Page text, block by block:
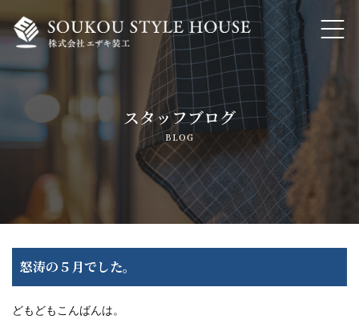
私たちの想いと大事にしていること
家づくりのこだわり・自然素材でつくる注文住宅
トランスフォーム・リノベーション
スタッフブログ
BLOG
怒涛の５月でした。
どもどもこんばんは。